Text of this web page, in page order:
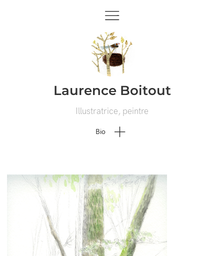
Laurence Boitout
Illustratrice, peintre
Bio